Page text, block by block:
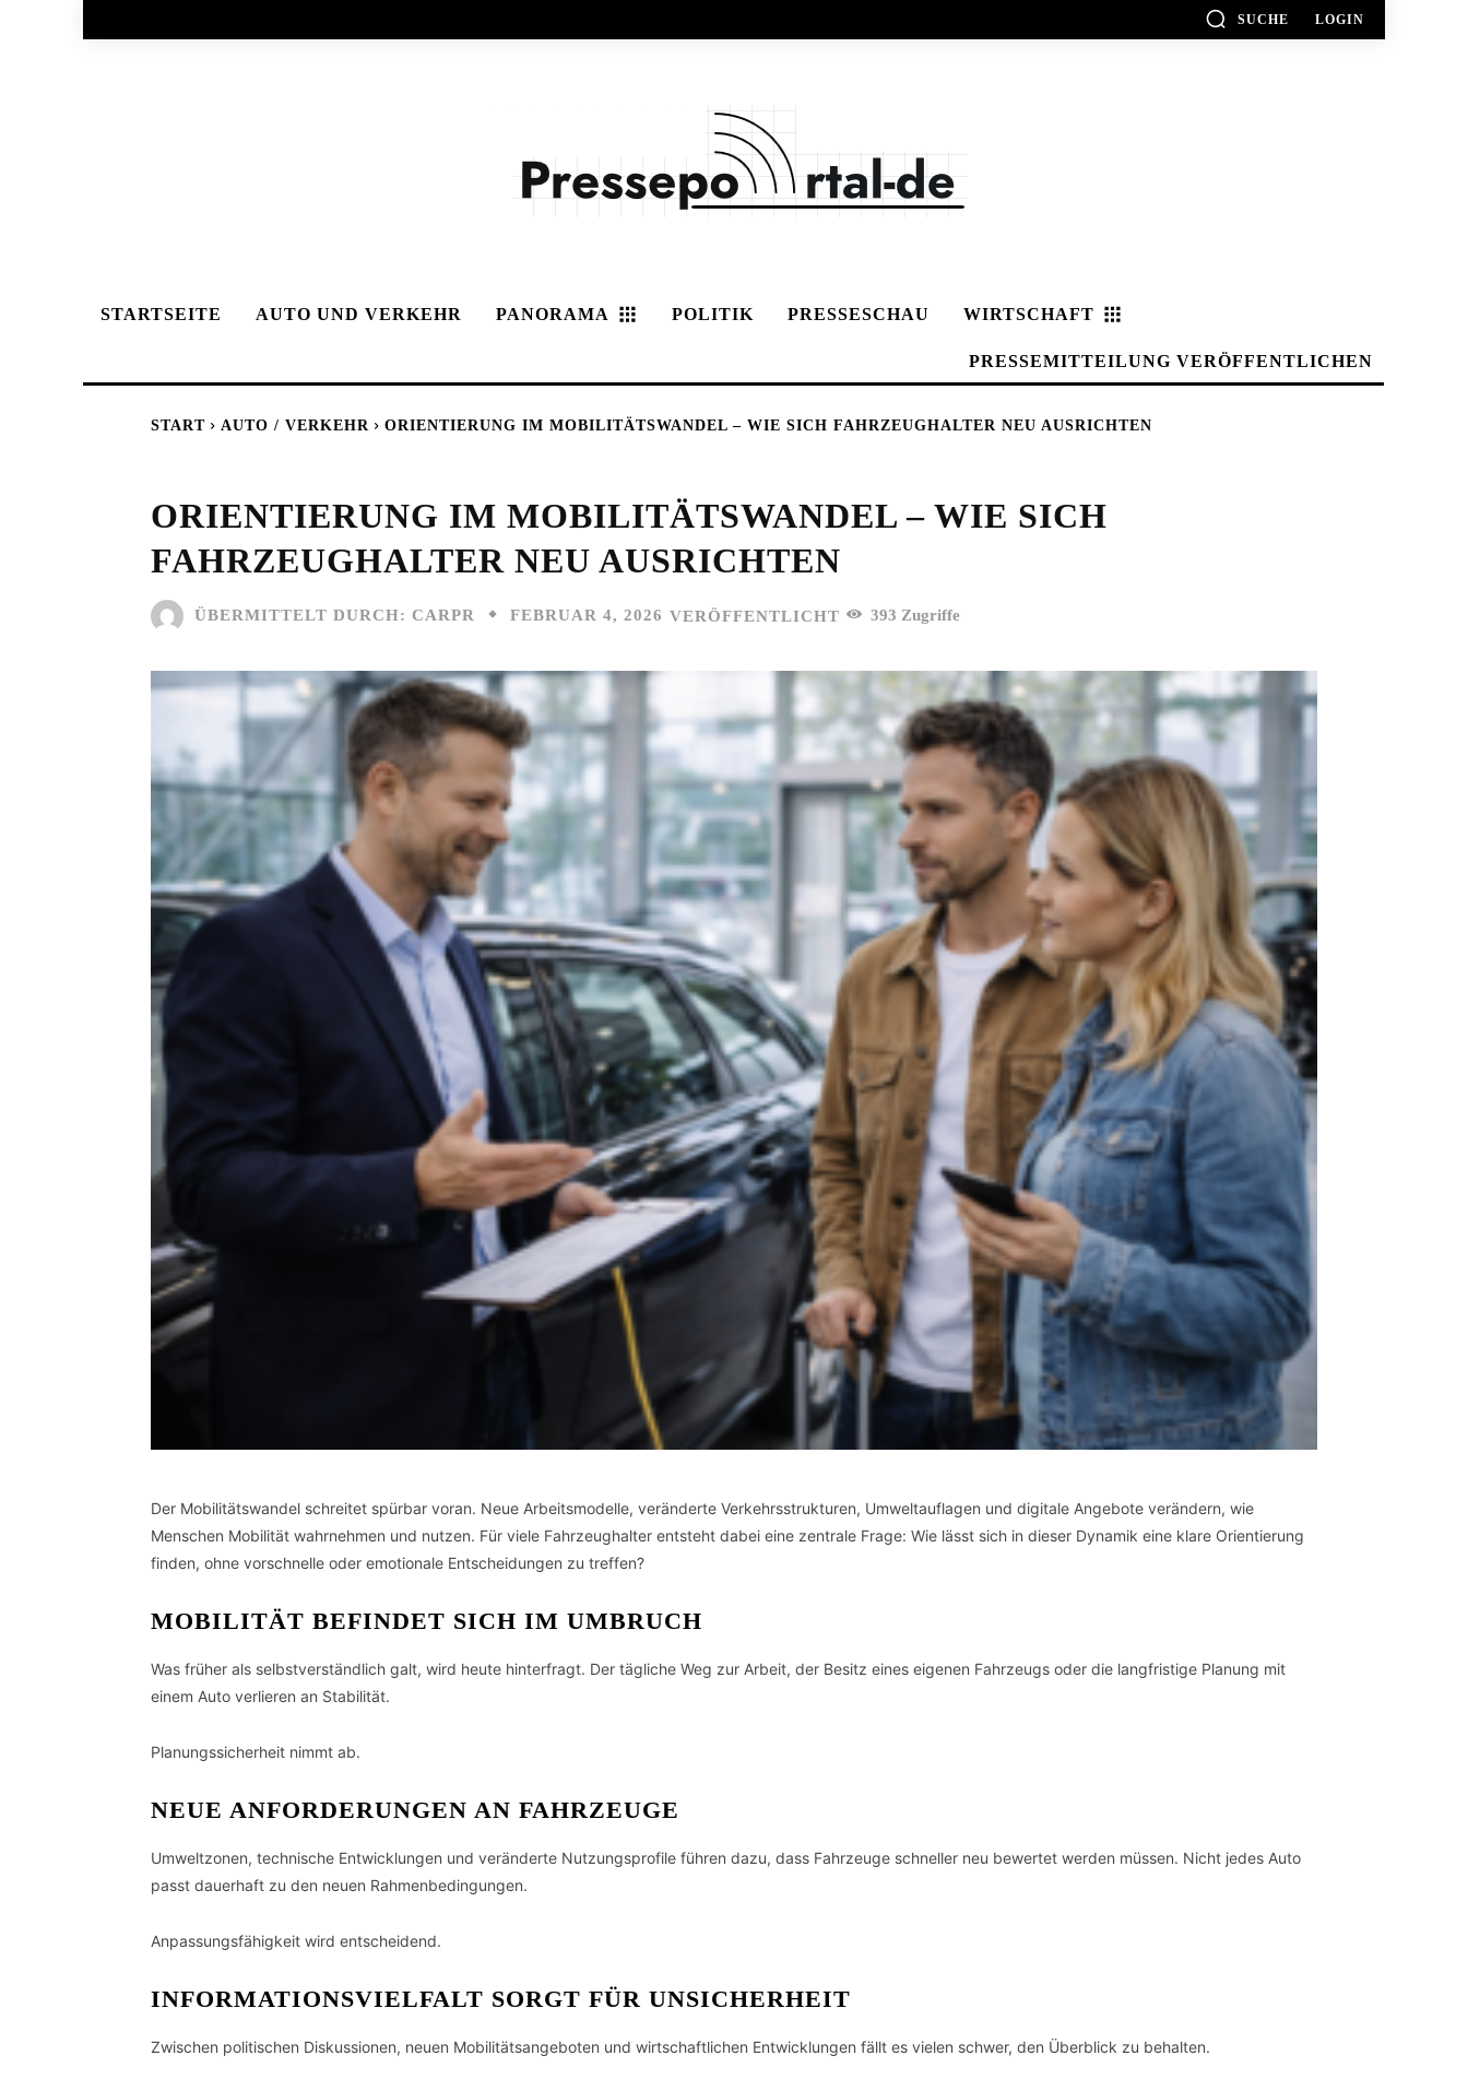
SUCHE LOGIN
STARTSEITE AUTO UND VERKEHR PANORAMA POLITIK PRESSESCHAU WIRTSCHAFT
PRESSEMITTEILUNG VERÖFFENTLICHEN
START AUTO / VERKEHR ORIENTIERUNG IM MOBILITÄTSWANDEL – WIE SICH FAHRZEUGHALTER NEU AUSRICHTEN
ORIENTIERUNG IM MOBILITÄTSWANDEL – WIE SICH
FAHRZEUGHALTER NEU AUSRICHTEN
ÜBERMITTELT DURCH: CARPR FEBRUAR 4, 2026 VERÖFFENTLICHT 393 Zugriffe
Der Mobilitätswandel schreitet spürbar voran. Neue Arbeitsmodelle, veränderte Verkehrsstrukturen, Umweltauflagen und digitale Angebote verändern, wie
Menschen Mobilität wahrnehmen und nutzen. Für viele Fahrzeughalter entsteht dabei eine zentrale Frage: Wie lässt sich in dieser Dynamik eine klare Orientierung
finden, ohne vorschnelle oder emotionale Entscheidungen zu treffen?
MOBILITÄT BEFINDET SICH IM UMBRUCH
Was früher als selbstverständlich galt, wird heute hinterfragt. Der tägliche Weg zur Arbeit, der Besitz eines eigenen Fahrzeugs oder die langfristige Planung mit
einem Auto verlieren an Stabilität.
Planungssicherheit nimmt ab.
NEUE ANFORDERUNGEN AN FAHRZEUGE
Umweltzonen, technische Entwicklungen und veränderte Nutzungsprofile führen dazu, dass Fahrzeuge schneller neu bewertet werden müssen. Nicht jedes Auto
passt dauerhaft zu den neuen Rahmenbedingungen.
Anpassungsfähigkeit wird entscheidend.
INFORMATIONSVIELFALT SORGT FÜR UNSICHERHEIT
Zwischen politischen Diskussionen, neuen Mobilitätsangeboten und wirtschaftlichen Entwicklungen fällt es vielen schwer, den Überblick zu behalten.